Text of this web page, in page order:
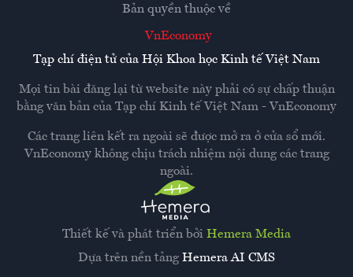
Thiết kế và phát triển bởi Hemera Media
Dựa trên nền tảng Hemera AI CMS
Bản quyền thuộc về
VnEconomy
Tạp chí điện tử của Hội Khoa học Kinh tế Việt Nam
Mọi tin bài đăng lại từ website này phải có sự chấp thuận
bằng văn bản của Tạp chí Kinh tế Việt Nam - VnEconomy
Các trang liên kết ra ngoài sẽ được mở ra ở cửa sổ mới.
VnEconomy không chịu trách nhiệm nội dung các trang
ngoài.